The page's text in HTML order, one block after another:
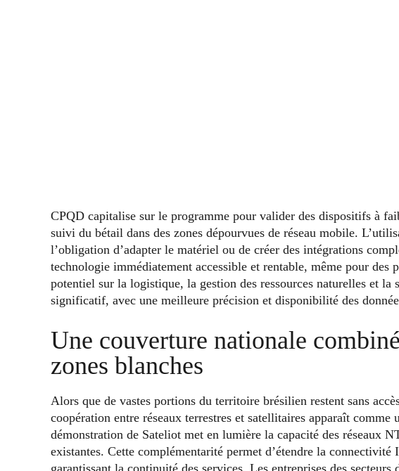
CPQD capitalise sur le programme pour valider des dispositifs à
suivi du bétail dans des zones dépourvues de réseau mobile.
l’obligation d’adapter le matériel ou de créer des intégrations
technologie immédiatement accessible et rentable, même pour des
potentiel sur la logistique, la gestion des ressources naturelles et la
significatif, avec une meilleure précision et disponibilité des
Une couverture nationale
zones blanches
Alors que de vastes portions du territoire brésilien restent sans
coopération entre réseaux terrestres et satellitaires apparaît
démonstration de Sateliot met en lumière la capacité des réseaux
existantes. Cette complémentarité permet d’étendre la
garantissant la continuité des services. Les entreprises des